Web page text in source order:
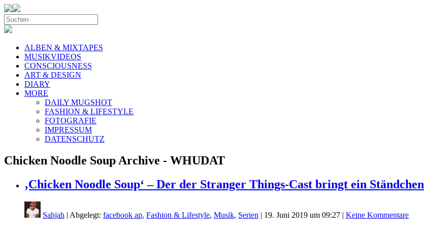
ALBEN & MIXTAPES
MUSIKVIDEOS
CONSCIOUSNESS
ART & DESIGN
DIARY
MORE
DAILY MUGSHOT
FASHION & LIFESTYLE
FOTOGRAFIE
IMPRESSUM
DATENSCHUTZ
Chicken Noodle Soup Archive - WHUDAT
‚Chicken Noodle Soup‘ – Der der Stranger Things-Cast bringt ein Ständchen
Sahjah | Abgelegt: facebook ap, Fashion & Lifestyle, Musik, Serien | 19. Juni 2019 um 09:27 | Keine Kommentare